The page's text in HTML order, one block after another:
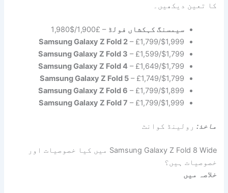
کا تعین دیکھیں۔
سیمسنگ کہکشاں فولڈ – £1,900/$1,980
Samsung Galaxy Z Fold 2– £1,799/$1,999
Samsung Galaxy Z Fold 3 – £1,599/$1,799
Samsung Galaxy Z Fold 4– £1,649/$1,799
Samsung Galaxy Z Fold 5– £1,749/$1,799
Samsung Galaxy Z Fold 6 – £1,799/$1,899
Samsung Galaxy Z Fold 7 – £1,799/$1,999
ماخذ: رولینڈ کوانٹ
Samsung Galaxy Z Fold 8 Wide میں کیا خصوصیات اور
خصوصیات ہیں؟
خلاصہ میں